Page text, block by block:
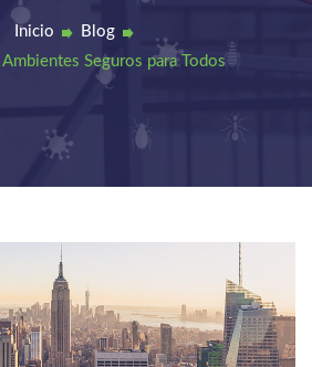
Inicio
Blog
Seguros para Todos